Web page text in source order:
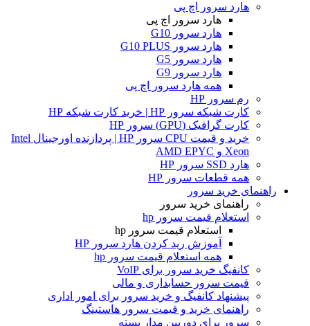
هارد سرور اچ پی
هارد سرور اچ پی
هارد سرور G10
هارد سرور G10 PLUS
هارد سرور G5
هارد سرور G9
همه هارد سرور اچ پی
رم سرور HP
کارت شبکه سرور HP | خرید کارت شبکه HP
کارت گرافیک (GPU) سرور HP
خرید و قیمت CPU سرور HP | پردازنده اورجینال Intel
Xeon و AMD EPYC
هارد SSD سرور HP
همه قطعات سرور HP
راهنمای خرید سرور
راهنمای خرید سرور
استعلام قیمت سرور hp
استعلام قیمت سرور hp
آموزش ريد كردن هارد سرور HP
همه استعلام قیمت سرور hp
کانفیگ خرید سرور برای VoIP
قیمت سرور حسابداری و مالی
پیشنهاد کانفیگ و خرید سرور برای امور اداری
راهنمای خرید و قیمت سرور هاستینگ
سرور برای دوربین مدار بسته